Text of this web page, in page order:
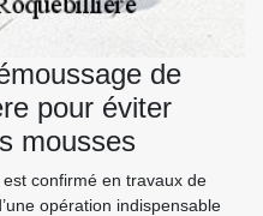
de
pour éviter
mousses
confirmé en travaux de
opération indispensable